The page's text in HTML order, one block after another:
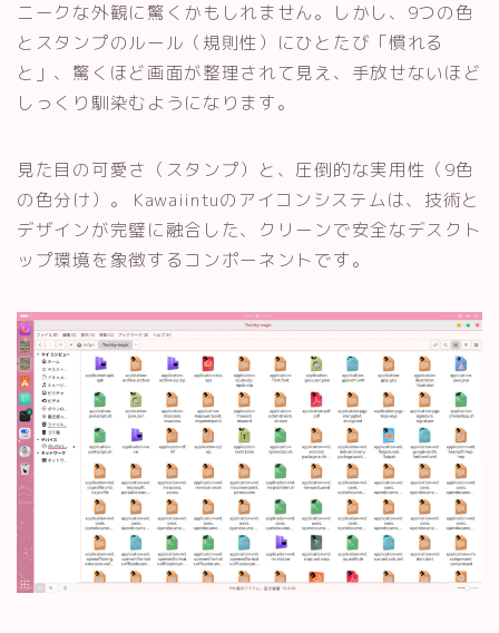
ニークな外観に驚くかもしれません。しかし、9つの色
とスタンプのルール（規則性）にひとたび「慣れる
と」、驚くほど画面が整理されて見え、手放せないほど
しっくり馴染むようになります。
見た目の可愛さ（スタンプ）と、圧倒的な実用性（9色
の色分け）。 Kawaiintuのアイコンシステムは、技術と
デザインが完璧に融合した、クリーンで安全なデスクト
ップ環境を象徴するコンポーネントです。